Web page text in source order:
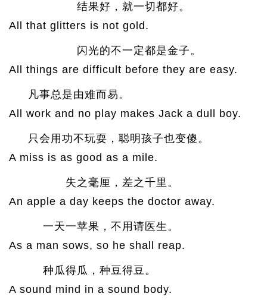
结果好，就一切都好。
All that glitters is not gold.
闪光的不一定都是金子。
All things are difficult before they are easy.
凡事总是由难而易。
All work and no play makes Jack a dull boy.
只会用功不玩耍，聪明孩子也变傻。
A miss is as good as a mile.
失之毫厘，差之千里。
An apple a day keeps the doctor away.
一天一苹果，不用请医生。
As a man sows, so he shall reap.
种瓜得瓜，种豆得豆。
A sound mind in a sound body.